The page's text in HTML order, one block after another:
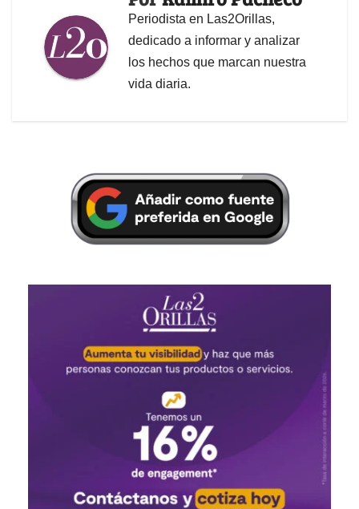
Periodista en Las2Orillas,
dedicado a informar y analizar
los hechos que marcan nuestra
vida diaria.